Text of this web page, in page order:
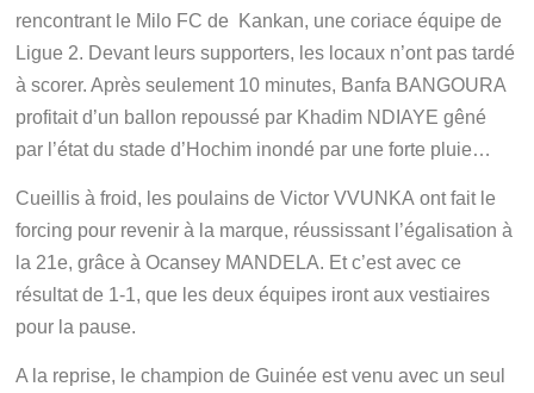
rencontrant le Milo FC de Kankan, une coriace équipe de
Ligue 2. Devant leurs supporters, les locaux n’ont pas tardé
à scorer. Après seulement 10 minutes, Banfa BANGOURA
profitait d’un ballon repoussé par Khadim NDIAYE gêné
par l’état du stade d’Hochim inondé par une forte pluie…
Cueillis à froid, les poulains de Victor VVUNKA ont fait le
forcing pour revenir à la marque, réussissant l’égalisation à
la 21e, grâce à Ocansey MANDELA. Et c’est avec ce
résultat de 1-1, que les deux équipes iront aux vestiaires
pour la pause.
A la reprise, le champion de Guinée est venu avec un seul